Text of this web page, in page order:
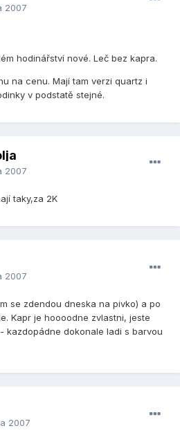
2007
hodinářství nové. Leč bez kapra.
na cenu. Mají tam verzi quartz i
v podstatě stejné.
2007
taky,za 2K
2007
se zdendou dneska na pivko) a po
Kapr je hoooodne zvlastni, jeste
kazdopádne dokonale ladi s barvou
2007